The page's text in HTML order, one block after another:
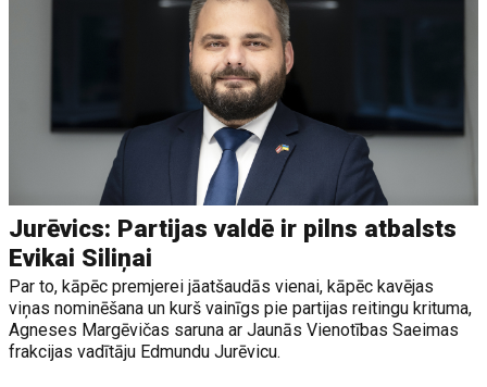
Jurēvics: Partijas valdē ir pilns atbalsts
Evikai Siliņai
Par to, kāpēc premjerei jāatšaudās vienai, kāpēc kavējas
viņas nominēšana un kurš vainīgs pie partijas reitingu krituma,
Agneses Margēvičas saruna ar Jaunās Vienotības Saeimas
frakcijas vadītāju Edmundu Jurēvicu.